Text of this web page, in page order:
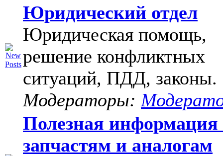
Юридический отдел
Юридическая помощь,
решение конфликтных
ситуаций, ПДД, законы.
Модераторы:
Полезная информация
запчастям и аналогам